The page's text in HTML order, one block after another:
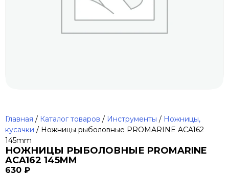
Главная / Каталог товаров / Инструменты / Ножницы,
кусачки / Ножницы рыболовные PROMARINE ACA162
145mm
НОЖНИЦЫ РЫБОЛОВНЫЕ PROMARINE
ACA162 145MM
630 ₽